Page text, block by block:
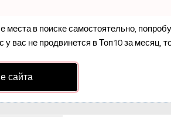
места в поиске самостоятельно,
вас не продвинется в Топ10 за месяц,
сайта